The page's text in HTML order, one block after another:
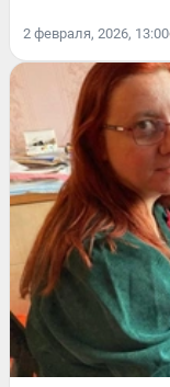
2 февраля, 2026, 13:00